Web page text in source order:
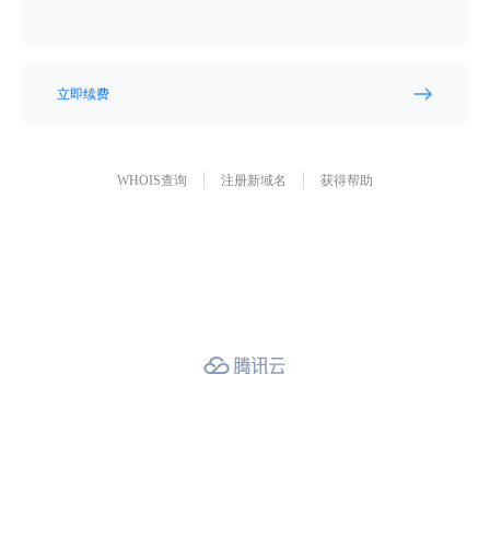
立即续费
WHOIS查询 注册新域名 获得帮助